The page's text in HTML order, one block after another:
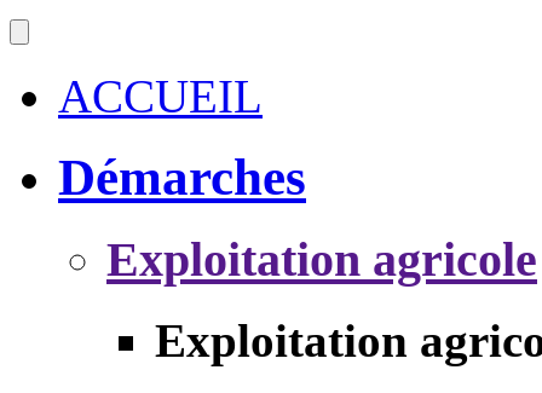
ACCUEIL
Démarches
Exploitation agricole
Exploitation